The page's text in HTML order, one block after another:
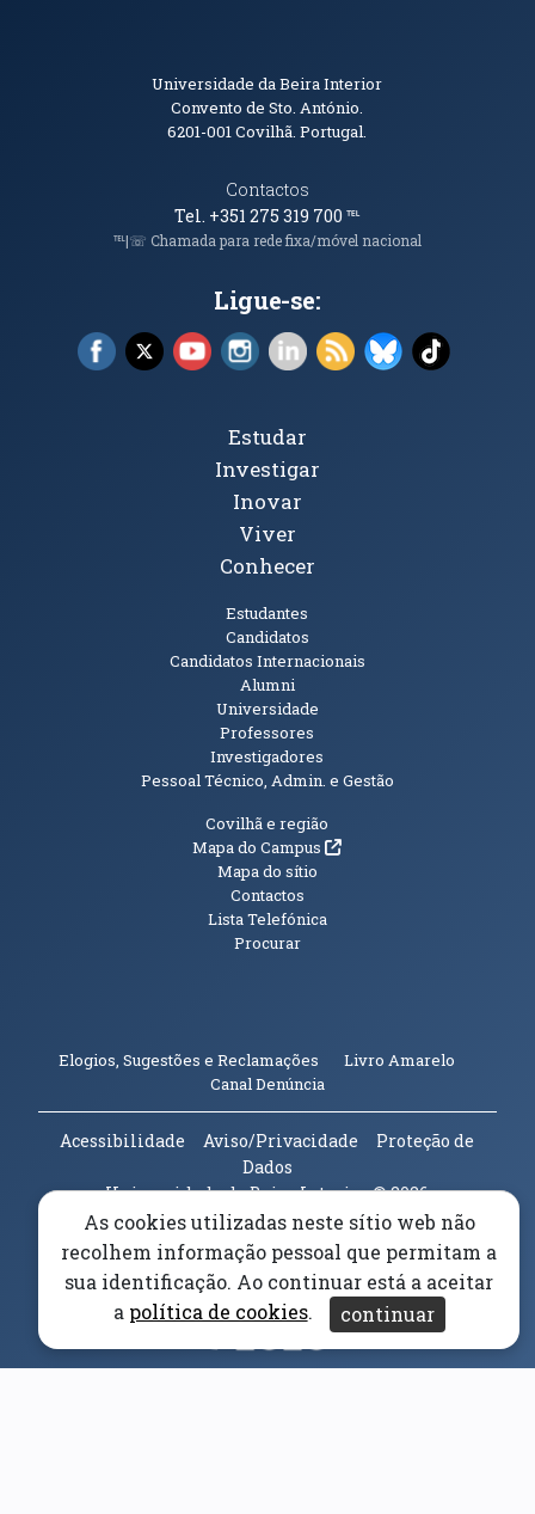
Informações de Contacto
Universidade da Beira Interior
Convento de Sto. António.
6201-001Covilhã. Portugal.
Contactos
Tel. +351 275 319 700℡
℡|☏ Chamada para rede fixa/móvel nacional
Ligue-se:
Facebook (abre em nova janela)
X (abre em nova janela)
YouTube (abre em nova janela)
Instagram (abre em nova janela)
LinkedIn (abre em nova
RSS (abre em nova
Bluesky (abre
TikTok
Tópicos Principais
Estudar
Investigar
Inovar
Viver
Conhecer
Estudantes
Candidatos
Candidatos Internacionais
Alumni
Universidade
Professores
Investigadores
Pessoal Técnico, Admin. e Gestão
Informações Adicionais
Covilhã e região
Mapa do Campus(abre em nova janela)
Mapa do sítio
Contactos
Lista Telefónica
Procurar
Elogios, Sugestões e Reclamações Livro Amarelo
Canal Denúncia(abre em nova janela)
Acessibilidade Aviso/Privacidade
Proteção de
Dados
Universidade da Beira Interior© 2026
Parceiros e Financiadores(abre em nova janela)
(abre em nova janela)
As cookies utilizadas neste sítio web não
recolhem informação pessoal que permitam a
sua identificação. Ao continuar está a aceitar
a política de cookies. continuar